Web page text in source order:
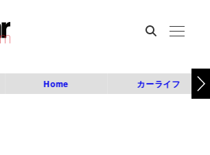
Home カーライフ